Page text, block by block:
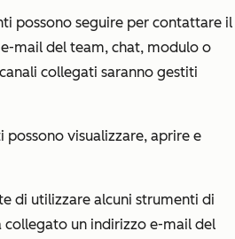
possono seguire per contattare il
mail del team, chat, modulo o
collegati saranno gestiti
visualizzare, aprire e
di utilizzare alcuni strumenti di
collegato un indirizzo e-mail del